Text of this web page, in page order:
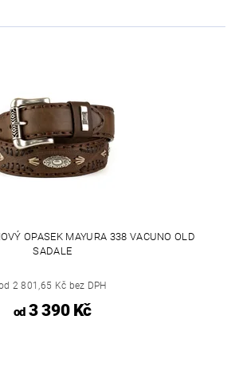
OPASEK MAYURA 338 VACUNO OLD
SADALE
2 801,65 Kč bez DPH
od3 390 Kč